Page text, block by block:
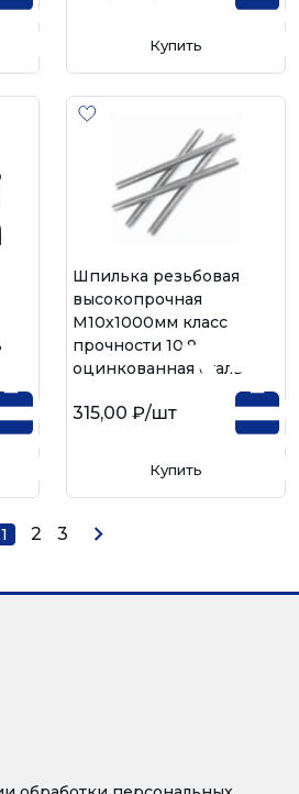
Купить
Шпилька резьбовая
высокопрочная
М10х1000мм класс
прочности 10.9,
оцинкованная сталь
315,00 ₽/шт
Купить
1 2 3